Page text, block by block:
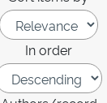
In order